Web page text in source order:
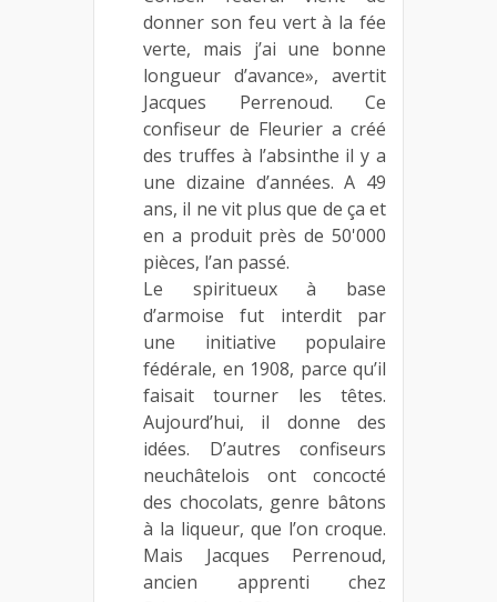
donner son feu vert à la fée
verte, mais j’ai une bonne
longueur d’avance», avertit
Jacques Perrenoud. Ce
confiseur de Fleurier a créé
des truffes à l’absinthe il y a
une dizaine d’années. A 49
ans, il ne vit plus que de ça et
en a produit près de 50'000
pièces, l’an passé.
Le spiritueux à base
d’armoise fut interdit par
une initiative populaire
fédérale, en 1908, parce qu’il
faisait tourner les têtes.
Aujourd’hui, il donne des
idées. D’autres confiseurs
neuchâtelois ont concocté
des chocolats, genre bâtons
à la liqueur, que l’on croque.
Mais Jacques Perrenoud,
ancien apprenti chez